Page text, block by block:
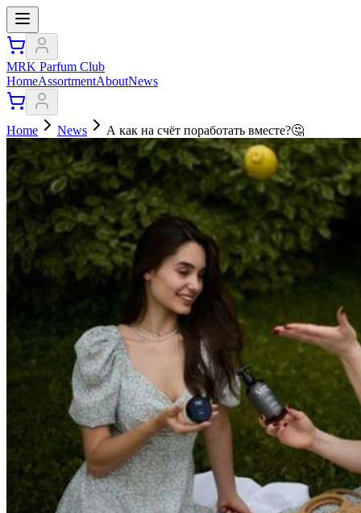
MRK Parfum Club
HomeAssortmentAboutNews
Home News А как на счёт поработать вместе?🤔